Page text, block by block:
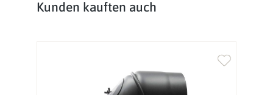
Produktgalerie überspringen
Kunden kauften auch